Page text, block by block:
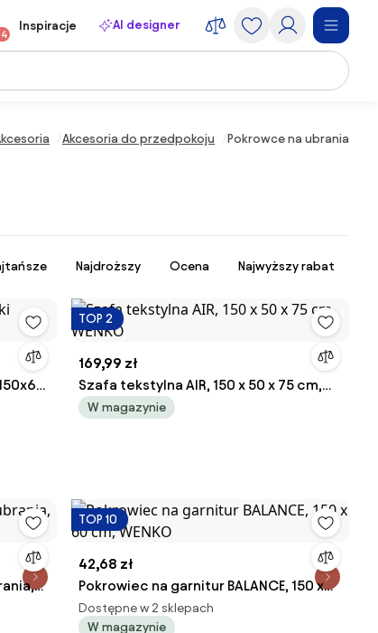
Inspiracje AI designer
Akcesoria do przedpokoju Pokrowce na ubrania
Najdroższy Ocena Najwyższy rabat
TOP 2
169,99 zł
Szafa tekstylna AIR, 150 x 50 x 75 cm,
WENKO
W magazynie
TOP 10
42,68 zł
Pokrowiec na garnitur BALANCE, 150 x
60 cm, WENKO
Dostępne w 2 sklepach
W magazynie